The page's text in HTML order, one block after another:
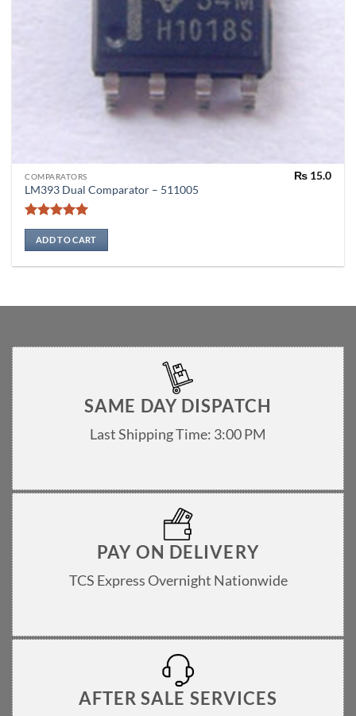
COMPARATORS
LM393 Dual Comparator – 511005
Rated5
out of 5
₨15.0
ADD TO CART
SAME DAY DISPATCH
Last Shipping Time: 3:00 PM
PAY ON DELIVERY
TCS Express Overnight Nationwide
AFTER SALE SERVICES